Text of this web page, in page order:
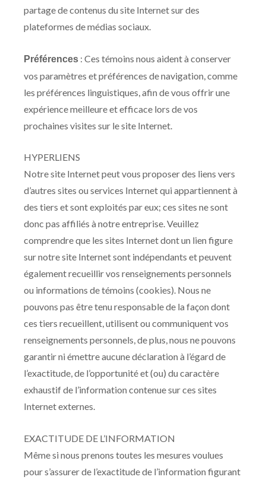
partage de contenus du site Internet sur des
plateformes de médias sociaux.
Préférences : Ces témoins nous aident à conserver
vos paramètres et préférences de navigation, comme
les préférences linguistiques, afin de vous offrir une
expérience meilleure et efficace lors de vos
prochaines visites sur le site Internet.
HYPERLIENS
Notre site Internet peut vous proposer des liens vers
d’autres sites ou services Internet qui appartiennent à
des tiers et sont exploités par eux; ces sites ne sont
donc pas affiliés à notre entreprise. Veuillez
comprendre que les sites Internet dont un lien figure
sur notre site Internet sont indépendants et peuvent
également recueillir vos renseignements personnels
ou informations de témoins (cookies). Nous ne
pouvons pas être tenu responsable de la façon dont
ces tiers recueillent, utilisent ou communiquent vos
renseignements personnels, de plus, nous ne pouvons
garantir ni émettre aucune déclaration à l’égard de
l’exactitude, de l’opportunité et (ou) du caractère
exhaustif de l’information contenue sur ces sites
Internet externes.
EXACTITUDE DE L’INFORMATION
Même si nous prenons toutes les mesures voulues
pour s’assurer de l’exactitude de l’information figurant